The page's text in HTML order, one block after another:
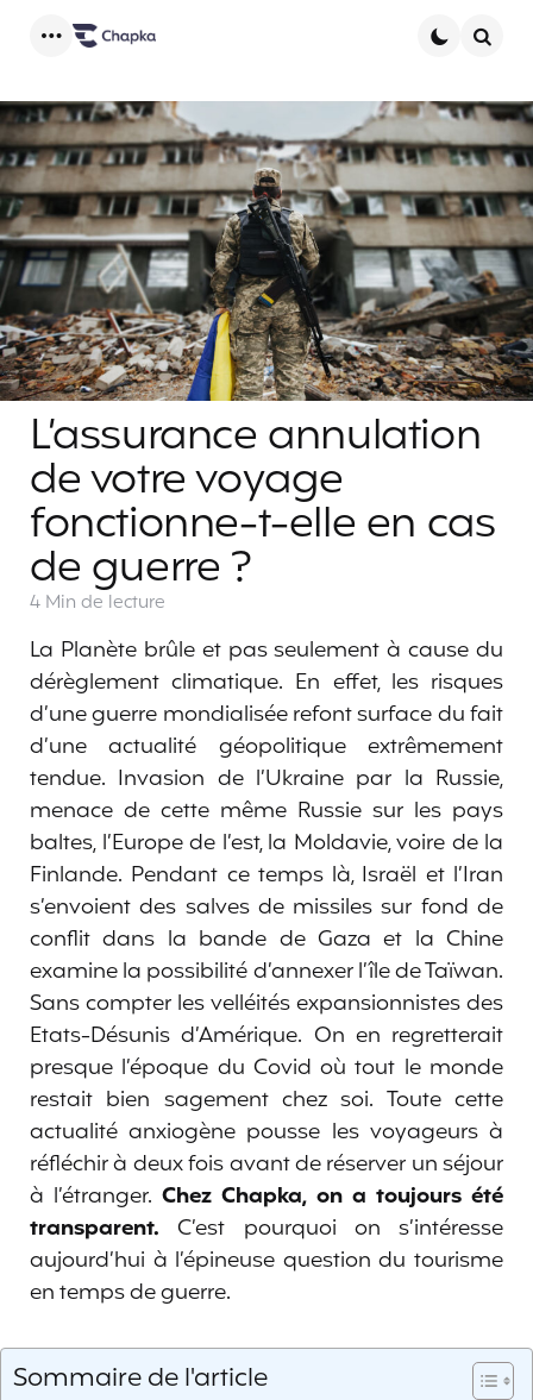
L’assurance annulation
de votre voyage
fonctionne-t-elle en cas
de guerre ?
4 Min de lecture
La Planète brûle et pas seulement à cause du
dérèglement climatique. En effet, les risques
d’une guerre mondialisée refont surface du fait
d’une actualité géopolitique extrêmement
tendue. Invasion de l’Ukraine par la Russie,
menace de cette même Russie sur les pays
baltes, l’Europe de l’est, la Moldavie, voire de la
Finlande. Pendant ce temps là, Israël et l’Iran
s’envoient des salves de missiles sur fond de
conflit dans la bande de Gaza et la Chine
examine la possibilité d’annexer l’île de Taïwan.
Sans compter les velléités expansionnistes des
Etats-Désunis d’Amérique. On en regretterait
presque l’époque du Covid où tout le monde
restait bien sagement chez soi. Toute cette
actualité anxiogène pousse les voyageurs à
réfléchir à deux fois avant de réserver un séjour
à l’étranger. Chez Chapka, on a toujours été
transparent.C’est pourquoi on s’intéresse
aujourd’hui à l’épineuse question du tourisme
en temps de guerre.
Sommaire de l'article